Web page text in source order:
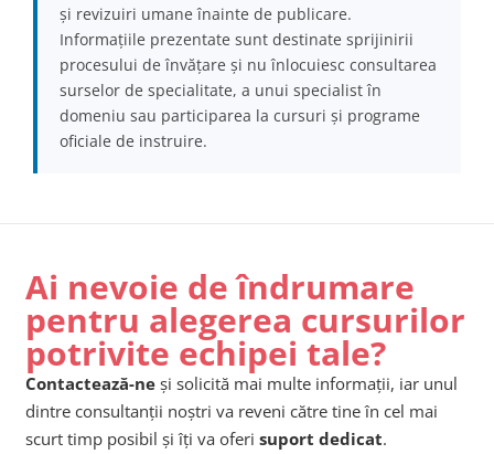
și revizuiri umane înainte de publicare.
Informațiile prezentate sunt destinate sprijinirii
procesului de învățare și nu înlocuiesc consultarea
surselor de specialitate, a unui specialist în
domeniu sau participarea la cursuri și programe
oficiale de instruire.
Ai nevoie de îndrumare
pentru alegerea cursurilor
potrivite echipei tale?
Contactează-ne și solicită mai multe informații, iar unul
dintre consultanții noștri va reveni către tine în cel mai
scurt timp posibil și îți va oferi suport dedicat.